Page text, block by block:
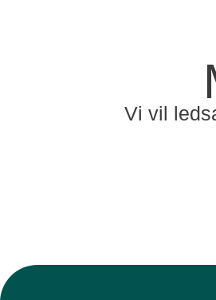
Vi vil